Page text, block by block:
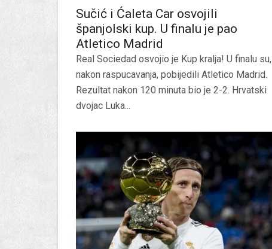
Sučić i Ćaleta Car osvojili
španjolski kup. U finalu je pao
Atletico Madrid
Real Sociedad osvojio je Kup kralja! U finalu su,
nakon raspucavanja, pobijedili Atletico Madrid.
Rezultat nakon 120 minuta bio je 2-2. Hrvatski
dvojac Luka...